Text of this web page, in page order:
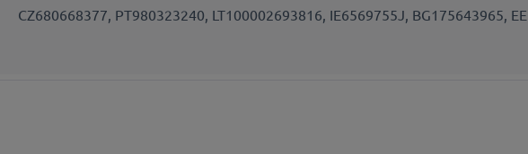
CZ680668377, PT980323240, LT100002693816, IE6569755J, BG175643965,